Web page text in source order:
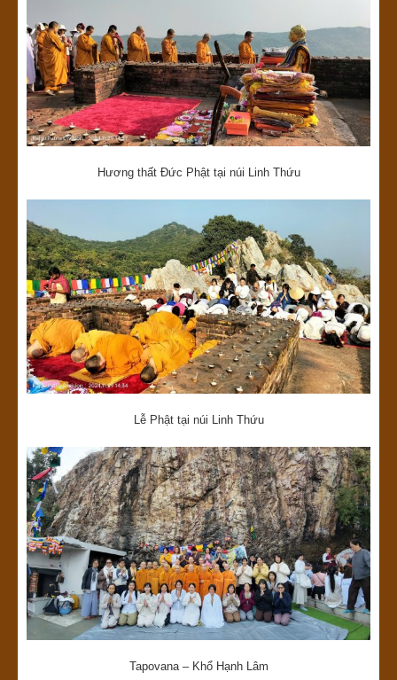
Hương thất Đức Phật tại núi Linh Thứu
Lễ Phật tại núi Linh Thứu
Tapovana – Khổ Hạnh Lâm